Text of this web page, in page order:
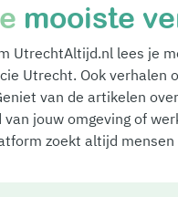
mooiste
UtrechtAltijd.nl lees je
Utrecht. Ook verhalen
van de artikelen
jouw omgeving of
zoekt altijd